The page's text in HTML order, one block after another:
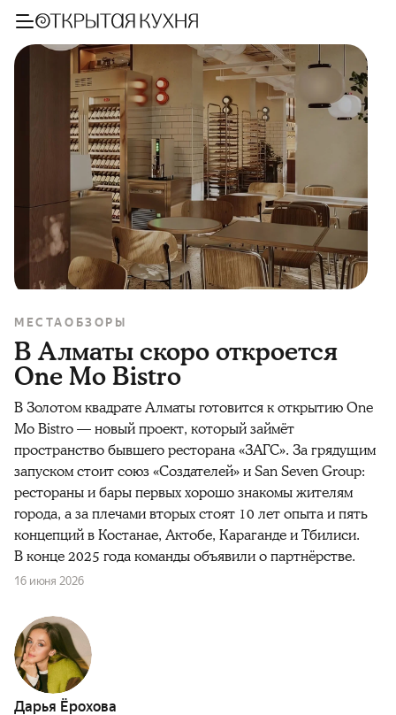
МЕСТА ОБЗОРЫ
В Алматы скоро откроется
One Mo Bistro
В Золотом квадрате Алматы готовится к открытию One
Mo Bistro — новый проект, который займёт
пространство бывшего ресторана «ЗАГС». За грядущим
запуском стоит союз «Создателей» и San Seven Group:
рестораны и бары первых хорошо знакомы жителям
города, а за плечами вторых стоят 10 лет опыта и пять
концепций в Костанае, Актобе, Караганде и Тбилиси.
В конце 2025 года команды объявили о партнёрстве.
16 июня 2026
Дарья Ёрохова